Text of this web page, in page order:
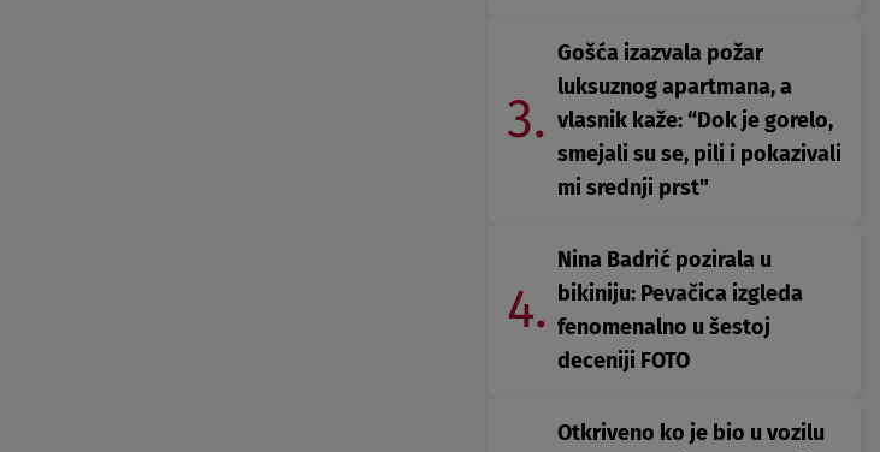
3.
Gošća izazvala požar
luksuznog apartmana, a
vlasnik kaže: “Dok je gorelo,
smejali su se, pili i pokazivali
mi srednji prst"
4.
Nina Badrić pozirala u
bikiniju: Pevačica izgleda
fenomenalno u šestoj
deceniji FOTO
Otkriveno ko je bio u vozilu